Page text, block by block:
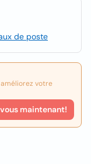
de poste
votre
maintenant!